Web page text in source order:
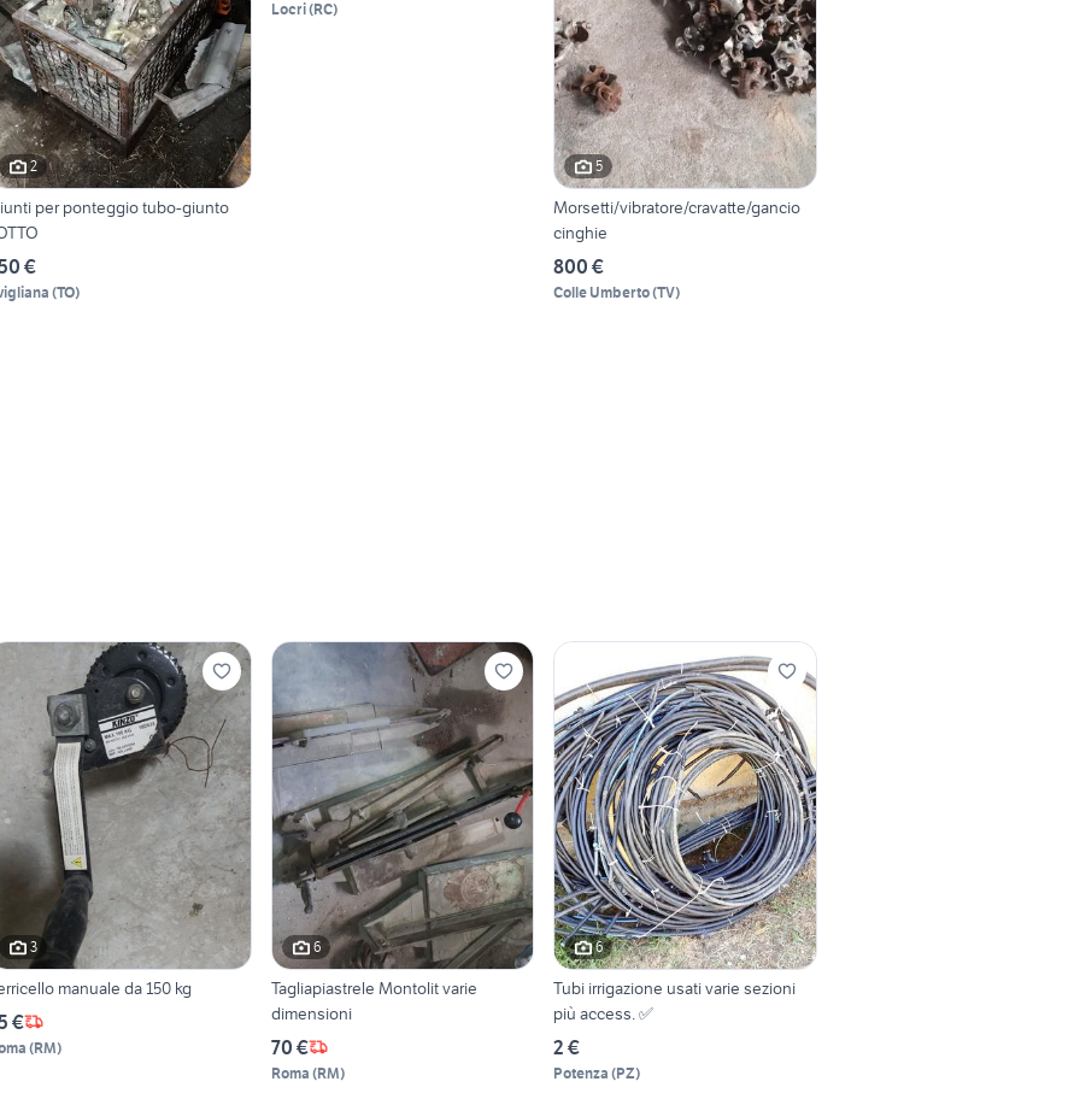
2
per ponteggio tubo-giunto
€
(TO)
Locri(RC)
5
Morsetti/vibratore/cravatte/gancio
cinghie
800 €
Colle Umberto(TV)
3
manuale da 150 kg
€
(RM)
6
Tagliapiastrele Montolit varie
dimensioni
70 €
Roma (RM)
6
Tubi irrigazione usati varie sezioni
più access. ✅
2 €
Potenza (PZ)